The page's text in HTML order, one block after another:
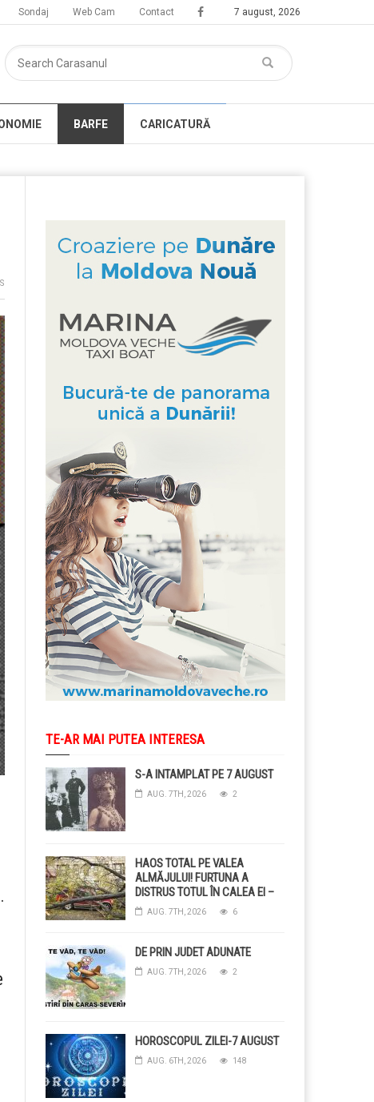
7 august, 2026
Sondaj Web Cam Contact
BARFE CARICATURĂ
TE-AR MAI PUTEA INTERESA
S-A INTAMPLAT PE 7 AUGUST
AUG. 7TH, 2026 2
HAOS TOTAL PE VALEA
ALMĂJULUI! FURTUNA A
DISTRUS TOTUL ÎN CALEA EI –
COPACI CĂZUȚI, DRUMURI
BLOCAȚE, CURENT TĂIAT ȘI
GRINDINĂ!
AUG. 7TH, 2026 6
DE PRIN JUDET ADUNATE
AUG. 7TH, 2026 2
HOROSCOPUL ZILEI-7 AUGUST
AUG. 6TH, 2026 148